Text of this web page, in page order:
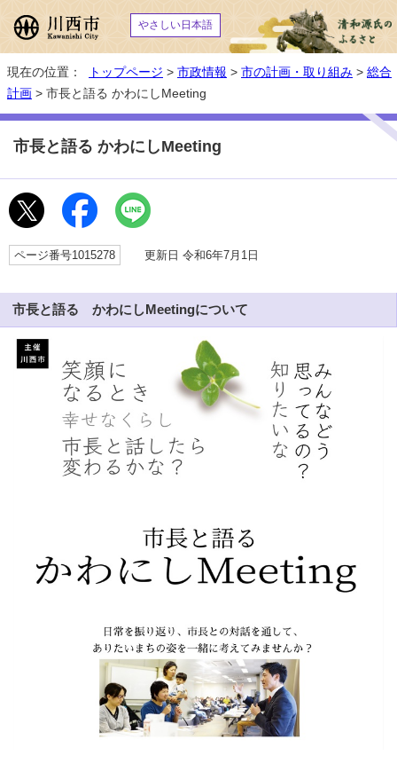
やさしい日本語
現在の位置： トップページ > 市政情報 > 市の計画・取り組み > 総合
計画 > 市長と語る かわにしMeeting
市長と語る かわにしMeeting
ページ番号1015278 更新日 令和6年7月1日
市長と語る かわにしMeetingについて